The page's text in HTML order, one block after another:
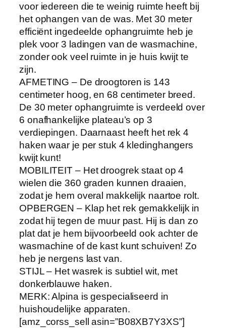
o
b
a
a
r
–
3
0
m
w
a
s
l
i
j
n
–
W
i
t
h
o
e
v
e
voor iedereen die te weinig ruimte heeft bij
het ophangen van de was. Met 30 meter
efficiënt ingedeelde ophangruimte heb je
plek voor 3 ladingen van de wasmachine,
zonder ook veel ruimte in je huis kwijt te
zijn.
AFMETING – De droogtoren is 143
centimeter hoog, en 68 centimeter breed.
De 30 meter ophangruimte is verdeeld over
6 onafhankelijke plateau’s op 3
verdiepingen. Daarnaast heeft het rek 4
haken waar je per stuk 4 kledinghangers
kwijt kunt!
MOBILITEIT – Het droogrek staat op 4
wielen die 360 graden kunnen draaien,
zodat je hem overal makkelijk naartoe rolt.
OPBERGEN – Klap het rek gemakkelijk in
zodat hij tegen de muur past. Hij is dan zo
plat dat je hem bijvoorbeeld ook achter de
wasmachine of de kast kunt schuiven! Zo
heb je nergens last van.
STIJL – Het wasrek is subtiel wit, met
donkerblauwe haken.
MERK: Alpina is gespecialiseerd in
huishoudelijke apparaten.
[amz_corss_sell asin=”B08XB7Y3XS”]